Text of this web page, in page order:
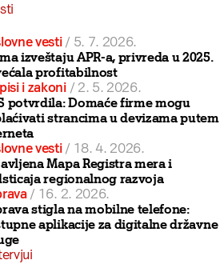
vesti / 5. 7. 2026.
izveštaju APR-a, privreda u 2025.
profitabilnost
i zakoni / 2. 5. 2026.
potvrdila: Domaće firme mogu
strancima u devizama putem
vesti / 18. 4. 2026.
Mapa Registra mera i
regionalnog razvoja
/ 16. 2. 2026.
stigla na mobilne telefone:
aplikacije za digitalne državne